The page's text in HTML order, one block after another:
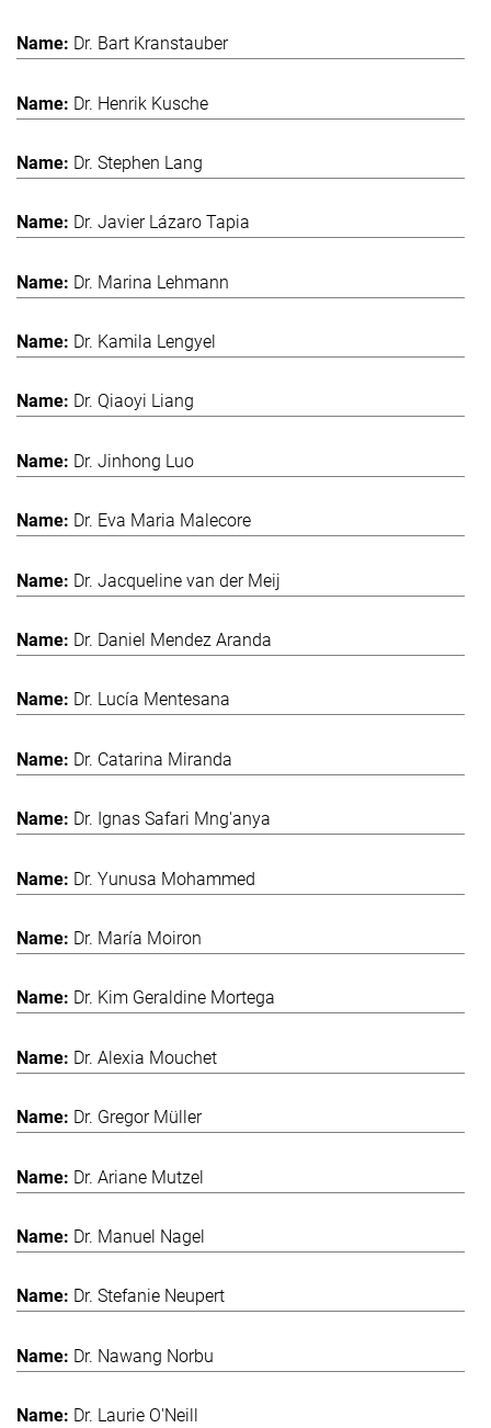
Dr. Bart Kranstauber
Dr. Henrik Kusche
Dr. Stephen Lang
Dr. Javier Lázaro Tapia
Dr. Marina Lehmann
Dr. Kamila Lengyel
Dr. Qiaoyi Liang
Dr. Jinhong Luo
Dr. Eva Maria Malecore
Dr. Jacqueline van der Meij
Dr. Daniel Mendez Aranda
Dr. Lucía Mentesana
Dr. Catarina Miranda
Dr. Ignas Safari Mng'anya
Dr. Yunusa Mohammed
Dr. María Moiron
Dr. Kim Geraldine Mortega
Dr. Alexia Mouchet
Dr. Gregor Müller
Dr. Ariane Mutzel
Dr. Manuel Nagel
Dr. Stefanie Neupert
Dr. Nawang Norbu
Dr. Laurie O'Neill